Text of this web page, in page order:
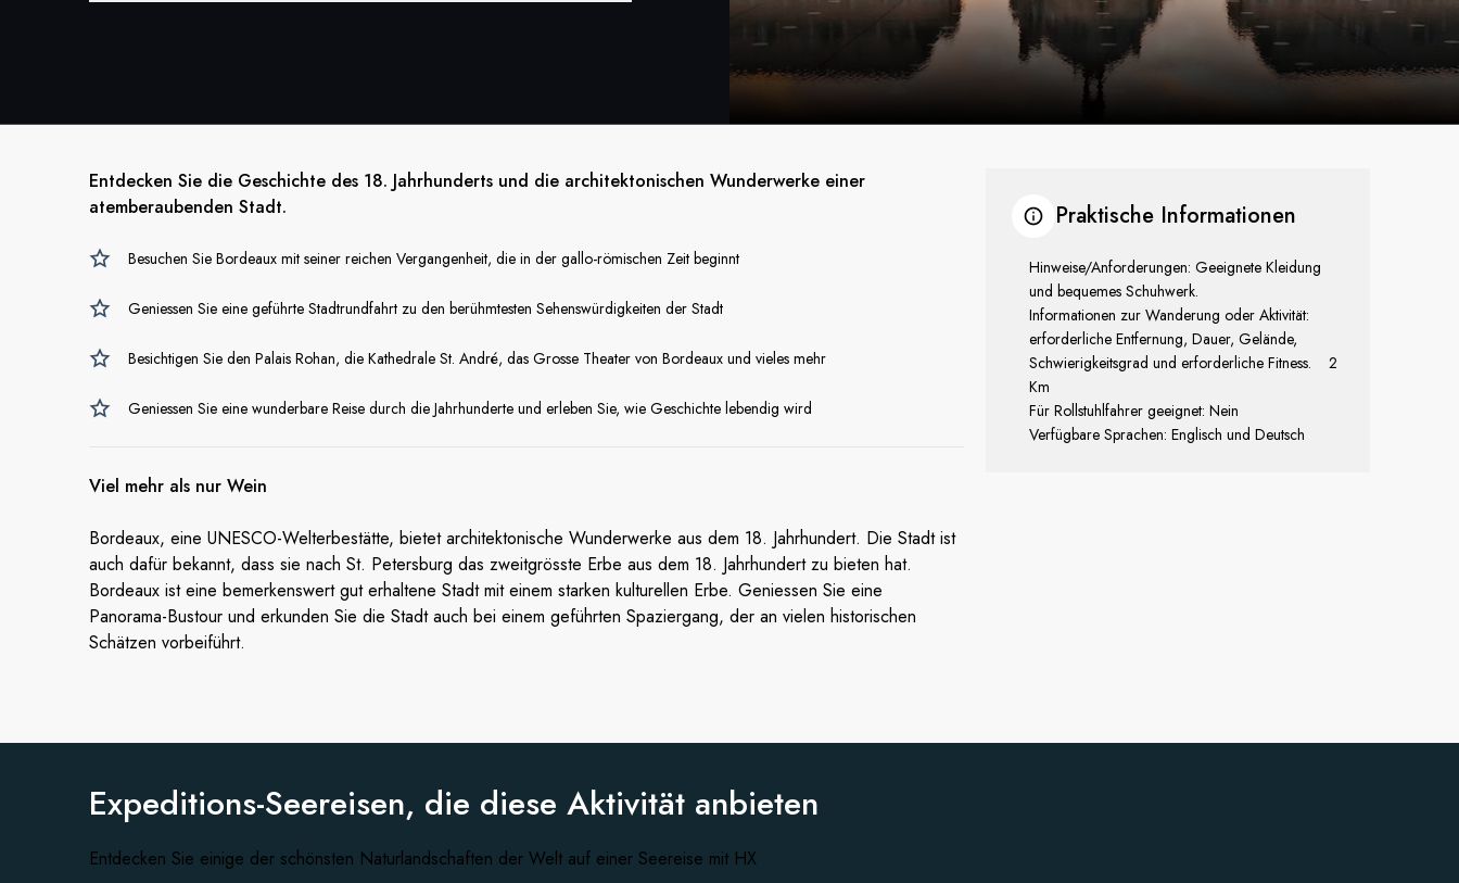
Entdecken Sie die Geschichte des 18. Jahrhunderts und die architektonischen Wunderwerke einer
atemberaubenden Stadt.
Besuchen Sie Bordeaux mit seiner reichen Vergangenheit, die in der gallo-römischen Zeit beginnt
Geniessen Sie eine geführte Stadtrundfahrt zu den berühmtesten Sehenswürdigkeiten der Stadt
Besichtigen Sie den Palais Rohan, die Kathedrale St. André, das Grosse Theater von Bordeaux und vieles mehr
Geniessen Sie eine wunderbare Reise durch die Jahrhunderte und erleben Sie, wie Geschichte lebendig wird
Viel mehr als nur Wein
Bordeaux, eine UNESCO-Welterbestätte, bietet architektonische Wunderwerke aus dem 18. Jahrhundert. Die Stadt ist
auch dafür bekannt, dass sie nach St. Petersburg das zweitgrösste Erbe aus dem 18. Jahrhundert zu bieten hat.
Bordeaux ist eine bemerkenswert gut erhaltene Stadt mit einem starken kulturellen Erbe. Geniessen Sie eine
Panorama-Bustour und erkunden Sie die Stadt auch bei einem geführten Spaziergang, der an vielen historischen
Schätzen vorbeiführt.
Praktische Informationen
Hinweise/Anforderungen: Geeignete Kleidung
und bequemes Schuhwerk.
Informationen zur Wanderung oder Aktivität:
erforderliche Entfernung, Dauer, Gelände,
Schwierigkeitsgrad und erforderliche Fitness. 2
Km
Für Rollstuhlfahrer geeignet: Nein
Verfügbare Sprachen: Englisch und Deutsch
Expeditions-Seereisen, die diese Aktivität anbieten
Entdecken Sie einige der schönsten Naturlandschaften der Welt auf einer Seereise mit HX